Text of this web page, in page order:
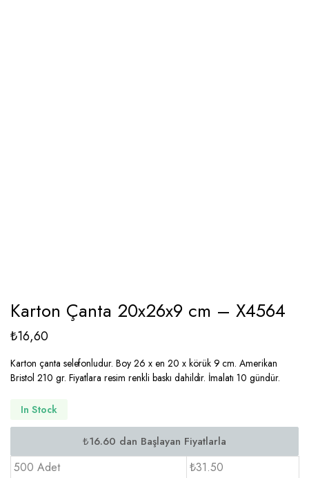
Karton Çanta 20x26x9 cm – X4564
₺16,60
Karton çanta selefonludur. Boy 26 x en 20 x körük 9 cm. Amerikan
Bristol 210 gr. Fiyatlara resim renkli baskı dahildir. İmalatı 10 gündür.
In Stock
500 Adet
₺31.50